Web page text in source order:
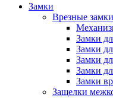
Замки
Врезные замки
Замки
Замки
Замки
Замки
Замки
Защелки